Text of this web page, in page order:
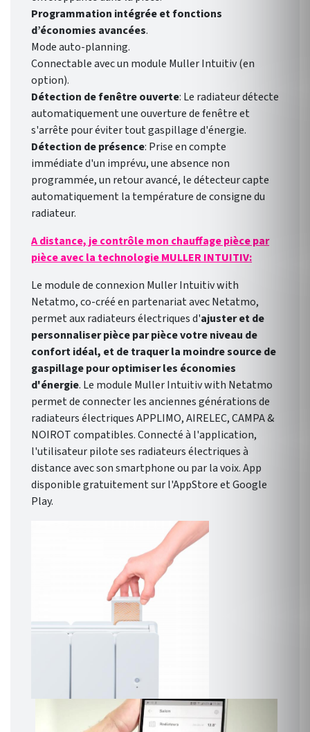
Programmation intégrée et fonctions
d’économies avancées.
Mode auto-planning.
Connectable avec un module Muller Intuitiv (en
option).
Détection de fenêtre ouverte: Le radiateur détecte
automatiquement une ouverture de fenêtre et
s'arrête pour éviter tout gaspillage d'énergie.
Détection de présence: Prise en compte
immédiate d'un imprévu, une absence non
programmée, un retour avancé, le détecteur capte
automatiquement la température de consigne du
radiateur.
A distance, je contrôle mon chauffage pièce par
pièce avec la technologie MULLER INTUITIV:
Le module de connexion Muller Intuitiv with
Netatmo, co-créé en partenariat avec Netatmo,
permet aux radiateurs électriques d'ajuster et de
personnaliser pièce par pièce votre niveau de
confort idéal, et de traquer la moindre source de
gaspillage pour optimiser les économies
d'énergie. Le module Muller Intuitiv with Netatmo
permet de connecter les anciennes générations de
radiateurs électriques APPLIMO, AIRELEC, CAMPA &
NOIROT compatibles. Connecté à l'application,
l'utilisateur pilote ses radiateurs électriques à
distance avec son smartphone ou par la voix. App
disponible gratuitement sur l'AppStore et Google
Play.